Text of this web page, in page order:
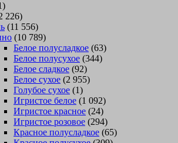
226)
(11 556)
(10 789)
Белое полусладкое (63)
Белое полусухое (344)
Белое сладкое (92)
Белое сухое (2 955)
Голубое сухое (1)
Игристое белое (1 092)
Игристое красное (24)
Игристое розовое (294)
Красное полусладкое (65)